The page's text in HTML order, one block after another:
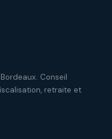
Conseil
retraite et